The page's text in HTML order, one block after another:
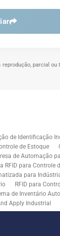
reprodução, parcial
de Identificação
de Estoque
de Automação
RFID para Controle
para
RFID para
de Inventário
Apply Industrial
e Aplicação de
de Middleware e